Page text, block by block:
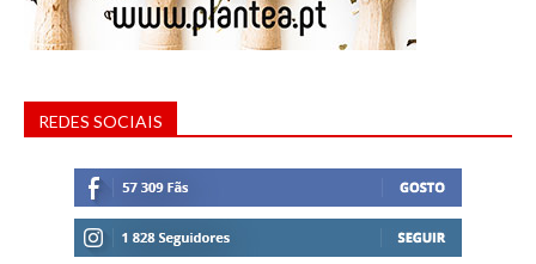
REDES SOCIAIS